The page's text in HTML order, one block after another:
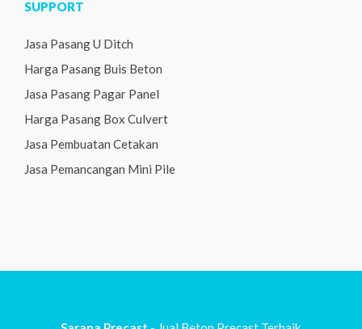
SUPPORT
Jasa Pasang U Ditch
Harga Pasang Buis Beton
Jasa Pasang Pagar Panel
Harga Pasang Box Culvert
Jasa Pembuatan Cetakan
Jasa Pemancangan Mini Pile